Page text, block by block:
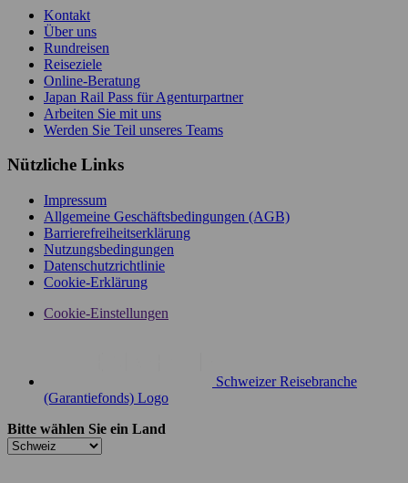
Kontakt
Über uns
Rundreisen
Reiseziele
Online-Beratung
Japan Rail Pass für Agenturpartner
Arbeiten Sie mit uns
Werden Sie Teil unseres Teams
Nützliche Links
Impressum
Allgemeine Geschäftsbedingungen (AGB)
Barrierefreiheitserklärung
Nutzungsbedingungen
Datenschutzrichtlinie
Cookie-Erklärung
Cookie-Einstellungen
Schweizer Reisebranche
(Garantiefonds) Logo
Bitte wählen Sie ein Land